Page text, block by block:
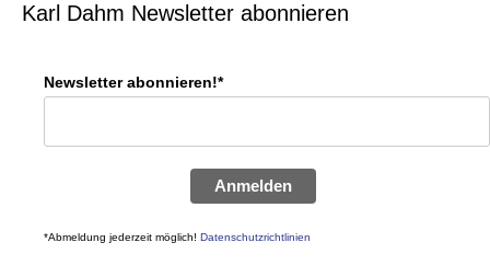
Karl Dahm Newsletter abonnieren
Newsletter abonnieren!*
Anmelden
*Abmeldung jederzeit möglich! Datenschutzrichtlinien